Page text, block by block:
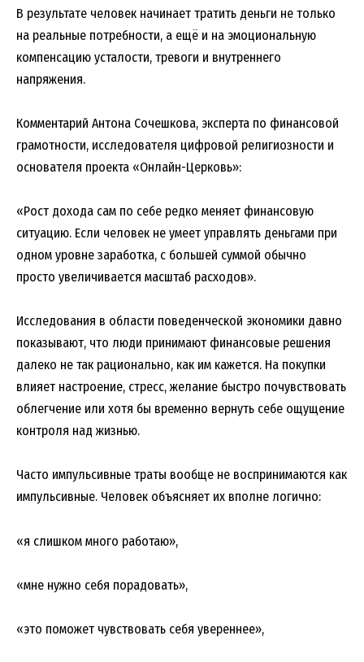
В результате человек начинает тратить деньги не только
на реальные потребности, а ещё и на эмоциональную
компенсацию усталости, тревоги и внутреннего
напряжения.
Комментарий Антона Сочешкова, эксперта по финансовой
грамотности, исследователя цифровой религиозности и
основателя проекта «Онлайн-Церковь»:
«Рост дохода сам по себе редко меняет финансовую
ситуацию. Если человек не умеет управлять деньгами при
одном уровне заработка, с большей суммой обычно
просто увеличивается масштаб расходов».
Исследования в области поведенческой экономики давно
показывают, что люди принимают финансовые решения
далеко не так рационально, как им кажется. На покупки
влияет настроение, стресс, желание быстро почувствовать
облегчение или хотя бы временно вернуть себе ощущение
контроля над жизнью.
Часто импульсивные траты вообще не воспринимаются как
импульсивные. Человек объясняет их вполне логично:
«я слишком много работаю»,
«мне нужно себя порадовать»,
«это поможет чувствовать себя увереннее»,